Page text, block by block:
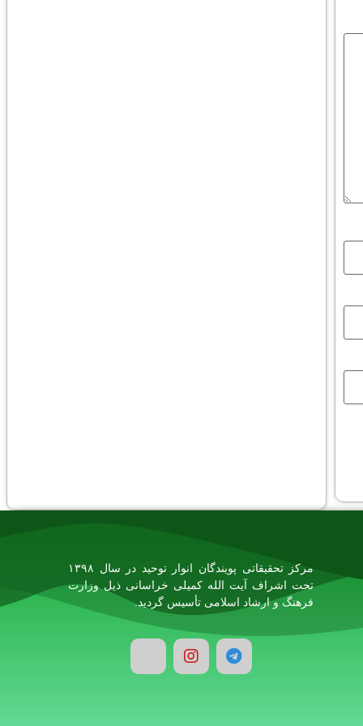
مرکز تحقیقاتی پویندگان انوار توحید در سال ۱۳۹۸
تحت اشراف آیت الله کمیلی خراسانی ذیل وزارت
فرهنگ و ارشاد اسلامی تأسیس گردید.